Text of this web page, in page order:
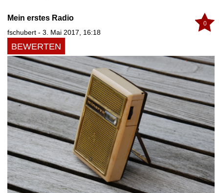
0
Mein erstes Radio
fschubert - 3. Mai 2017, 16:18
BEWERTEN